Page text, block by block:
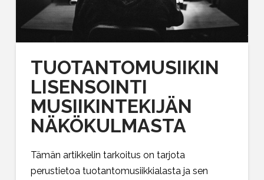
TUOTANTOMUSIIKIN
LISENSOINTI
MUSIIKINTEKIJÄN
NÄKÖKULMASTA
Tämän artikkelin tarkoitus on tarjota
perustietoa tuotantomusiikkialasta ja sen